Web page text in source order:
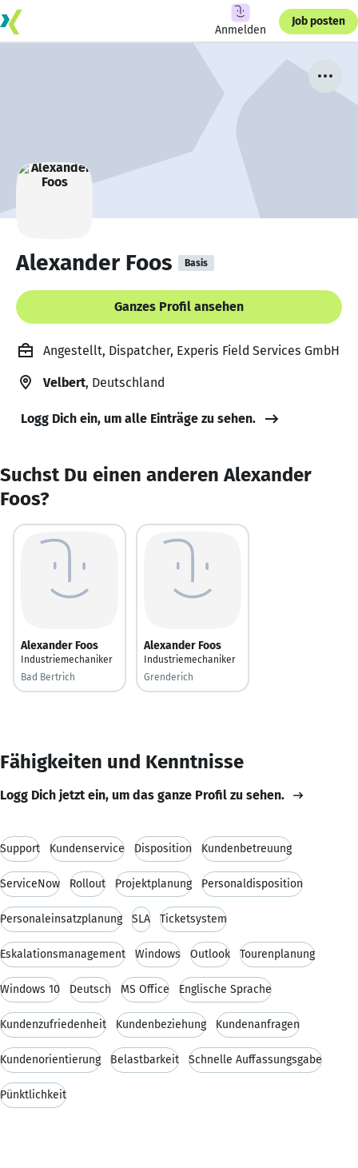
Anmelden
Job posten
Alexander Foos Basis
Ganzes Profil ansehen
Angestellt, Dispatcher, Experis Field Services GmbH
Velbert, Deutschland
Logg Dich ein, um alle Einträge zu sehen.
Suchst Du einen anderen Alexander
Foos?
Alexander Foos
Industriemechaniker
Bad Bertrich
Alexander Foos
Industriemechaniker
Grenderich
Fähigkeiten und Kenntnisse
Logg Dich jetzt ein, um das ganze Profil zu sehen.
Support Kundenservice Disposition Kundenbetreuung
ServiceNow Rollout Projektplanung Personaldisposition
Personaleinsatzplanung SLA Ticketsystem
Eskalationsmanagement Windows Outlook Tourenplanung
Windows 10 Deutsch MS Office Englische Sprache
Kundenzufriedenheit Kundenbeziehung Kundenanfragen
Kundenorientierung Belastbarkeit Schnelle Auffassungsgabe
Pünktlichkeit